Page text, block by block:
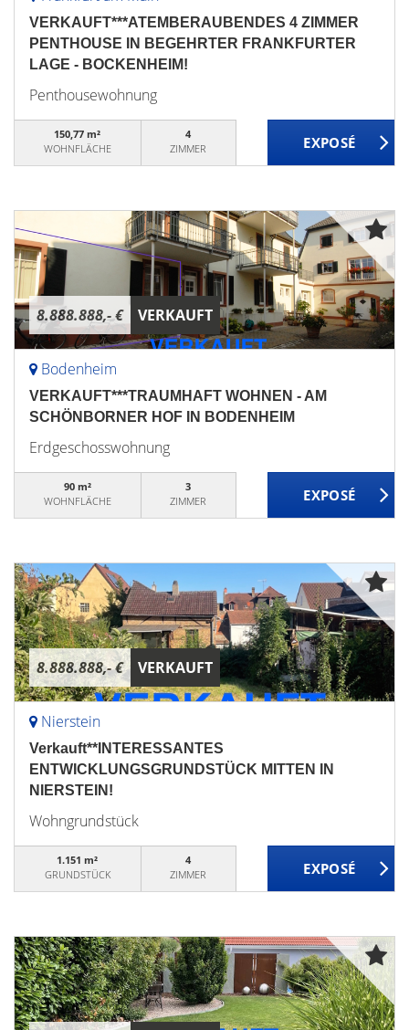
VERKAUFT***ATEMBERAUBENDES 4 ZIMMER
PENTHOUSE IN BEGEHRTER FRANKFURTER
LAGE - BOCKENHEIM!
Penthousewohnung
150,77 m²
WOHNFLÄCHE
4
ZIMMER
8.888.888,- € VERKAUFT
Bodenheim
VERKAUFT***TRAUMHAFT WOHNEN - AM
SCHÖNBORNER HOF IN BODENHEIM
Erdgeschosswohnung
90 m²
WOHNFLÄCHE
3
ZIMMER
8.888.888,- € VERKAUFT
Nierstein
Verkauft**INTERESSANTES
ENTWICKLUNGSGRUNDSTÜCK MITTEN IN
NIERSTEIN!
Wohngrundstück
1.151 m²
GRUNDSTÜCK
4
ZIMMER